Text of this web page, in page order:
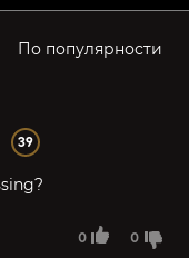
По популярности
39
0 0